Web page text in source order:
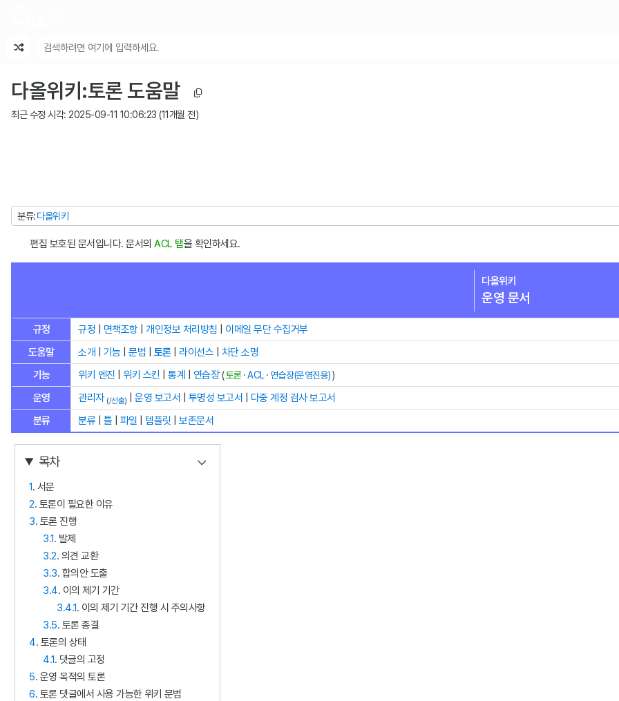
다올위키 :토론 도움말
최근 수정 시각: 2025-09-11 10:06:23 (11개월 전)
분류 다올위키
편집 보호된 문서입니다. 문서의 ACL 탭을 확인하세요.
다올위키
운영 문서
규정 규정 면책조항| 개인정보 처리방침
이메일 무단 수집거부
도움말
소개 기능 문법 토론| 라이선스
차단 소명
기능
위키 엔진 위키 스킨 통계 연습장 (토론 ·ACL · 연습장(운영진용))
운영 관리자 (/선출) 운영 보고서 투명성 보고서
다중 계정 검사 보고서
분류
분류 틀 파일 템플릿 보존문서
목차
1. 서문
2. 토론이 필요한 이유
3. 토론 진행
3.1. 발제
3.2. 의견 교환
3.3. 합의안 도출
3.4. 이의 제기 기간
3.4.1. 이의 제기 기간 진행 시 주의사항
3.5. 토론 종결
4. 토론의 상태
4.1. 댓글의 고정
5. 운영 목적의 토론
6. 토론 댓글에서 사용 가능한 위키 문법